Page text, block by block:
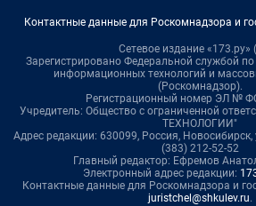
Контактные данные для Роскомнадзора и
Сетевое издание «173.ру»
Зарегистрировано Федеральной службой по
информационных технологий и
(Роскомнадзор).
Регистрационный номер ЭЛ №
Учредитель: Общество с ограниченной
ТЕХНОЛОГИИ"
Адрес редакции: 630099, Россия, Новосибирск,
(383) 212-52-52
Главный редактор: Ефремов
Электронный адрес редакции:
Контактные данные для Роскомнадзора и
juristchel@shkulev.ru.